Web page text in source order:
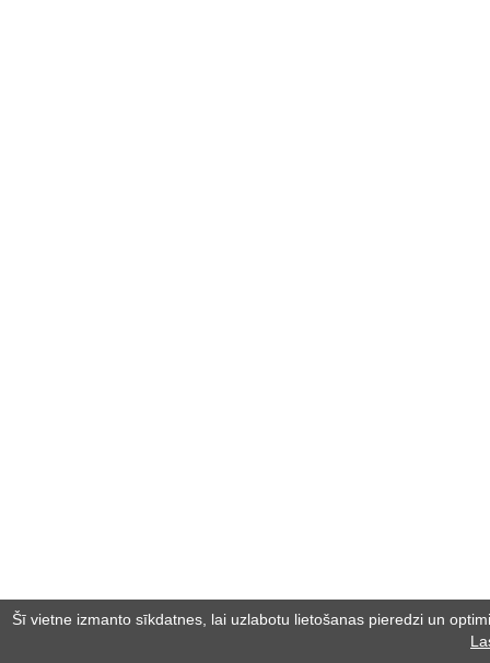
Šī vietne izmanto sīkdatnes, lai uzlabotu lietošanas pieredzi un